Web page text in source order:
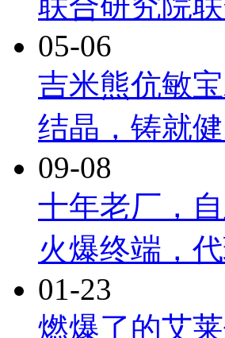
05-06
吉米熊伉敏
结晶，铸就
09-08
十年老厂，
火爆终端，
01-23
燃爆了的艾